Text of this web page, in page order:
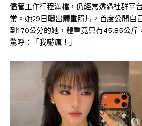
儘管工作行程滿檔，仍經常透過社群平
常。她29日曬出體重照片，首度公開自
到170公分的她，體重竟只有45.85公斤
驚呼：「我嚇瘋！」